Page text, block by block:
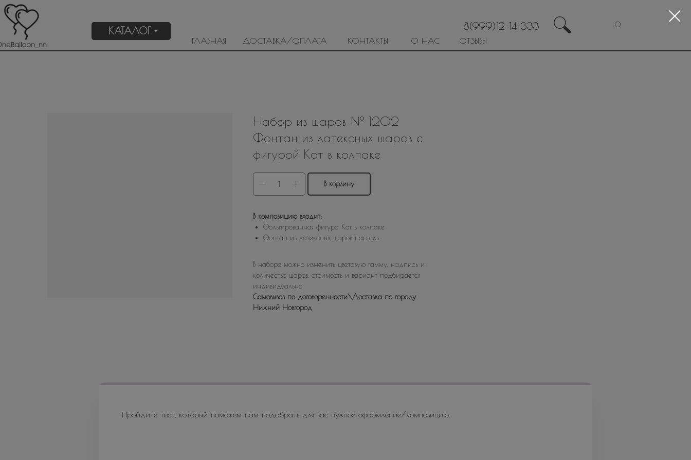
0
8(999)12-14-333
ДОСТАВКА/ОПЛАТА
ГЛАВНАЯ КОНТАКТЫ О НАС ОТЗЫВЫ
КАТАЛОГ
Набор из шаров № 1202
Фонтан из латексных шаров с
фигурой Кот в колпаке
В корзину
В композицию входит:
Фольгированная фигура Кот в колпаке
Фонтан из латексных шаров пастель
В наборе можно изменить цветовую гамму, надпись и
количество шаров, стоимость и вариант подбирается
индивидуально
Самовывоз по договоренности\Доставка по городу
Нижний Новгород
Пройдите тест, который поможем нам подобрать для вас нужное оформление/композицию.